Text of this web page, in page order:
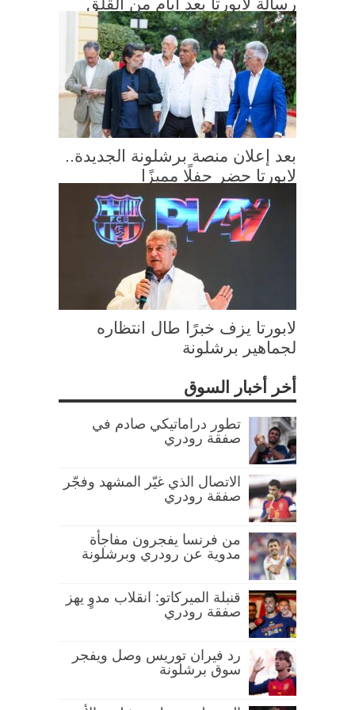
بعد إعلان منصة برشلونة الجديدة..
لابورتا حضر حفلًا مميزًا
لابورتا يزف خبرًا طال انتظاره
لجماهير برشلونة
أخر أخبار السوق
تطور دراماتيكي صادم في
صفقة رودري
الاتصال الذي غيّر المشهد وفجّر
صفقة رودري
من فرنسا يفجرون مفاجأة
مدوية عن رودري وبرشلونة
قنبلة الميركاتو: انقلاب مدوٍ يهز
صفقة رودري
رد فيران توريس وصل ويفجر
سوق برشلونة